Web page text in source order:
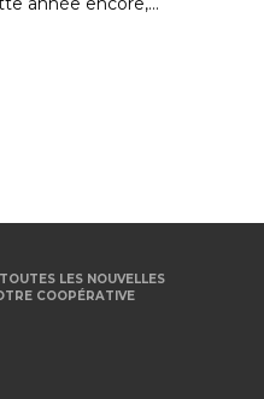
LES NOUVELLES
COOPÉRATIVE